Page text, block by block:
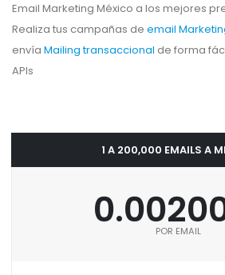
Email Marketing México a los mejores
Realiza tus campañas de email
envía Mailing transaccional de forma
APIs
1 A 200,000 EMAILS A
POR EMAIL